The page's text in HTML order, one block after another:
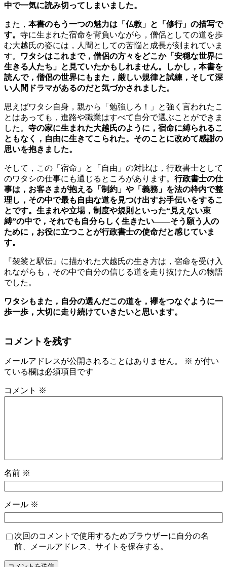
中で一気に読み切ってしまいました。
また， 本書のもう一つの魅力は「仏教」と「修行」の描写で
す。 寺に生まれた宿命を背負いながら，僧侶としての道を歩
む大越氏の姿には，人間としての苦悩と成長が刻まれていま
す。
ワタシはこれまで，僧侶の方々をどこか「安穏な世界に
生きる人たち」と見ていたかもしれません。しかし，本書を
読んで，僧侶の世界にもまた，厳しい規律と試練，そして深
い人間ドラマがあるのだと気づかされました。
思えばワタシ自身，親から「勉強しろ！」と強く言われたこ
とはあっても，進路や職業はすべて自分で選ぶことができま
した。 寺の家に生まれた大越氏のように，宿命に縛られるこ
ともなく，自由に生きてこられた。そのことに改めて感謝の
思いを抱きました。
そして，この「宿命」と「自由」の対比は，行政書士として
のワタシの仕事にも通じるところがあります。 行政書士の仕
事は，お客さまが抱える「制約」や「義務」を法の枠内で整
理し，その中で最も自由な道を見つけ出すお手伝いをするこ
とです。生まれや立場，制度や規則といった“見えない束
縛”の中で，それでも自分らしく生きたい——そう願う人の
ために，お役に立つことが行政書士の使命だと感じていま
す。
『袈裟と駅伝』に描かれた大越氏の生き方は，宿命を受け入
れながらも，その中で自分の信じる道を走り抜けた人の物語
でした。
ワタシもまた，自分の選んだこの道を，襷をつなぐように一
歩一歩，大切に走り続けていきたいと思います。
コメントを残す
メールアドレスが公開されることはありません。 ※ が付い
ている欄は必須項目です
コメント ※
名前 ※
メール ※
次回のコメントで使用するためブラウザーに自分の名
前、メールアドレス、サイトを保存する。